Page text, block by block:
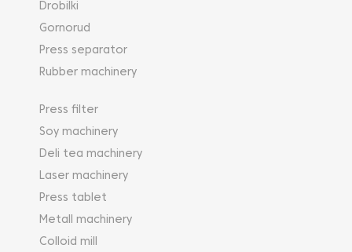
Drobilki
Gornorud
Press separator
Rubber machinery
Press filter
Soy machinery
Deli tea machinery
Laser machinery
Press tablet
Metall machinery
Colloid mill